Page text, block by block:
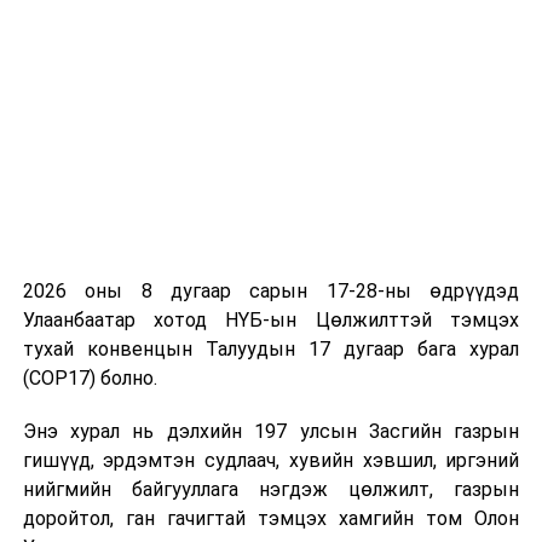
уурхайн бүтээгдэхүүн Монгол Улсаас импортлох
сонирхолтой байгаагаа хэллээ.
Ташрамд дурдахад, 2010 онд Монгол Улсын Энержи
дамжуулан Энэтхэг улс руу тээвэрлэх туршилтын
тээвэрлэлтийг хийж байсан. Тээврийн зардал өндөр
байсан тул цааш үргэлжлэлгүй зогссон байгаа юм
гэж Зам, тээврийн хөгжлийн яамнаас мэдээллээ.
2026 оны 8 дугаар сарын 17-28-ны өдрүүдэд
Улаанбаатар хотод НҮБ-ын Цөлжилттэй тэмцэх
тухай конвенцын Талуудын 17 дугаар бага хурал
(COP17) болно.
Энэ хурал нь дэлхийн 197 улсын Засгийн газрын
гишүүд, эрдэмтэн судлаач, хувийн хэвшил, иргэний
нийгмийн байгууллага нэгдэж цөлжилт, газрын
доройтол, ган гачигтай тэмцэх хамгийн том Олон